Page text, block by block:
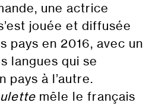
une actrice
jouée et diffusée
pays en 2016, avec un
langues qui se
pays à l’autre.
mêle le français